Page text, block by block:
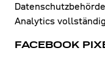
Analytics
FACEBOOK